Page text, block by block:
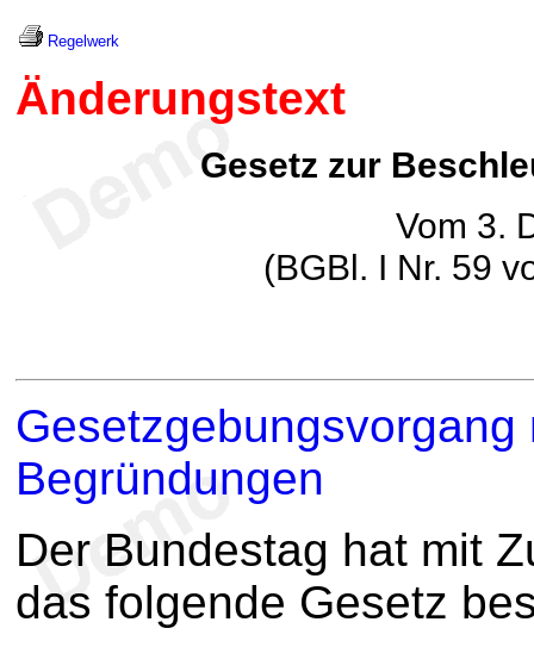
Regelwerk
Änderungstext
Gesetz zur
Vom 3.
(BGBl. I Nr. 59
Begründungen
Der Bundestag hat mit
das folgende Gesetz